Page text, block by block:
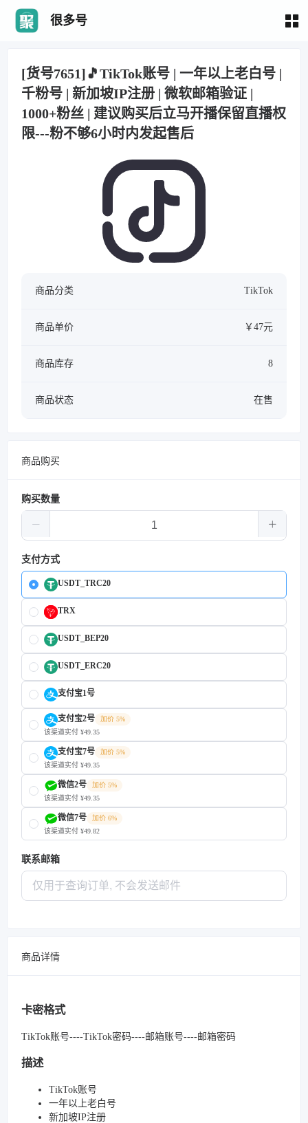
很多号
[货号7651]🎵TikTok账号 | 一年以上老白号 |
千粉号 | 新加坡IP注册 | 微软邮箱验证 |
1000+粉丝 | 建议购买后立马开播保留直播权
限---粉不够6小时内发起售后
商品分类 TikTok
商品单价 ￥47元
商品库存 8
商品状态 在售
商品购买
购买数量
支付方式
USDT_TRC20
TRX
USDT_BEP20
USDT_ERC20
支付宝1号
支付宝2号
加价 5%
该渠道实付 ¥49.35
支付宝7号
加价 5%
该渠道实付 ¥49.35
微信2号
加价 5%
该渠道实付 ¥49.35
微信7号
加价 6%
该渠道实付 ¥49.82
联系邮箱
商品详情
卡密格式
TikTok账号----TikTok密码----邮箱账号----邮箱密码
描述
TikTok账号
一年以上老白号
新加坡IP注册